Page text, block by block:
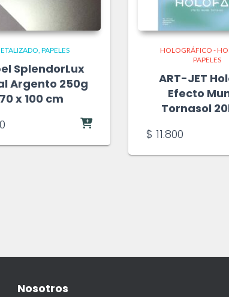
PAPELES
SplendorLux
Argento 250g
70 x 100 cm
HOLOGRÁFICO -
PAPELES
ART-JET
Efecto
Tornasol
$ 11.800
Nosotros